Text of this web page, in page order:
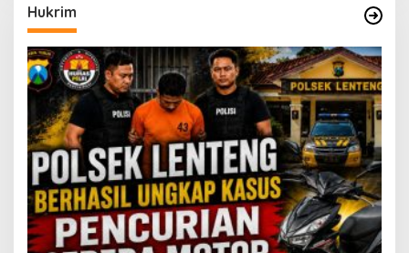
Hukrim